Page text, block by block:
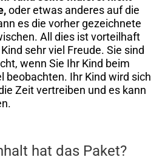
oder etwas anderes auf die
es die vorher gezeichnete
All dies ist vorteilhaft
sehr viel Freude. Sie sind
wenn Sie Ihr Kind beim
beobachten. Ihr Kind wird sich
Zeit vertreiben und es kann
hat das Paket?